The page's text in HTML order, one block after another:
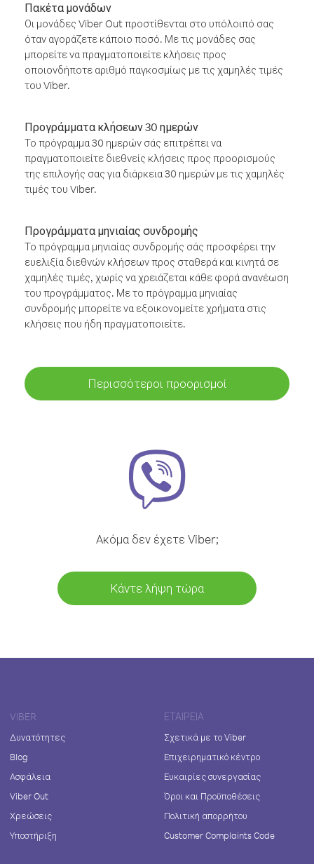
Πακέτα μονάδων
Οι μονάδες Viber Out προστίθενται στο υπόλοιπό σας
όταν αγοράζετε κάποιο ποσό. Με τις μονάδες σας
μπορείτε να πραγματοποιείτε κλήσεις προς
οποιονδήποτε αριθμό παγκοσμίως με τις χαμηλές τιμές
του Viber.
Προγράμματα κλήσεων 30 ημερών
Το πρόγραμμα 30 ημερών σάς επιτρέπει να
πραγματοποιείτε διεθνείς κλήσεις προς προορισμούς
της επιλογής σας για διάρκεια 30 ημερών με τις χαμηλές
τιμές του Viber.
Προγράμματα μηνιαίας συνδρομής
Το πρόγραμμα μηνιαίας συνδρομής σάς προσφέρει την
ευελιξία διεθνών κλήσεων προς σταθερά και κινητά σε
χαμηλές τιμές, χωρίς να χρειάζεται κάθε φορά ανανέωση
του προγράμματος. Με το πρόγραμμα μηνιαίας
συνδρομής μπορείτε να εξοικονομείτε χρήματα στις
κλήσεις που ήδη πραγματοποιείτε.
Περισσότεροι προορισμοί
Ακόμα δεν έχετε Viber;
Κάντε λήψη τώρα
VIBER
Δυνατότητες
Blog
Ασφάλεια
Viber Out
Χρεώσεις
Υποστήριξη
ΕΤΑΙΡΕΊΑ
Σχετικά με το Viber
Επιχειρηματικό κέντρο
Ευκαιρίες συνεργασίας
Όροι και Προϋποθέσεις
Πολιτική απορρήτου
Customer Complaints Code